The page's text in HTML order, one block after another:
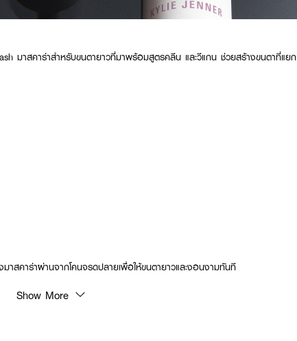
มาสคาร่าสำหรับขนตายาวที่มาพร้อมสูตรคลีน และวีแกน ช่วยสร้างขนตาที่แยก
าสคาร่าผ่านจากโคนจรดปลายเพื่อให้ขนตายาวและงอนงามทันที
Show More